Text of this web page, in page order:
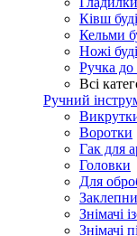
Ківш
Кельми
Ножі
Ручка до
Всі
Ручний
Воротки
Гак для
Головки
Для
Знімачі
Знімачі